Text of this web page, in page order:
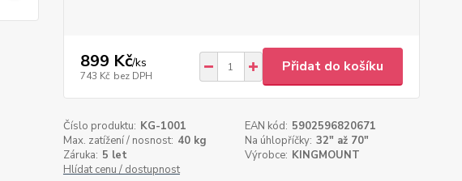
899 Kč/ks
743 Kč bez DPH
Přidat do košíku
Číslo produktu: KG-1001 EAN kód: 5902596820671
Max. zatížení / nosnost: 40 kg Na úhlopříčky: 32" až 70"
Záruka: 5 let Výrobce: KINGMOUNT
Hlídat cenu / dostupnost